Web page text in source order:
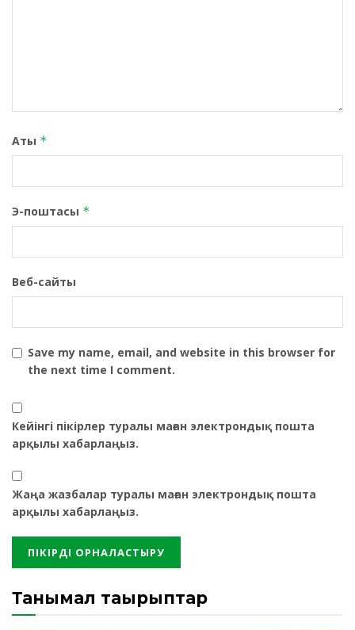
Аты *
Э-поштасы *
Веб-сайты
Save my name, email, and website in this browser for
the next time I comment.
Кейінгі пікірлер туралы маған электрондық пошта
арқылы хабарлаңыз.
Жаңа жазбалар туралы маған электрондық пошта
арқылы хабарлаңыз.
Танымал тақырыптар